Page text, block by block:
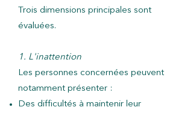
Trois dimensions principales sont
évaluées.
1. L'inattention
Les personnes concernées peuvent
notamment présenter :
Des difficultés à maintenir leur